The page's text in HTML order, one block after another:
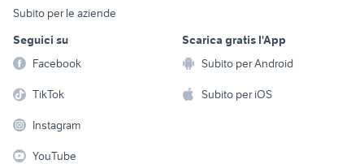
Biciclette
Subito per le aziende
Seguici su
Facebook
TikTok
Instagram
YouTube
Scarica gratis l'App
Subito per Android
Subito per iOS